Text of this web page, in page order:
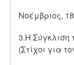
Νοέμβριος,
3.Η Σύγκλιση
(Στίχοι για